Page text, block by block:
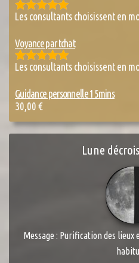
Rated4.85
Les consultants choisissent en
Voyance par tchat
Rated5.00
Les consultants choisissent en
Guidance personnelle 15mins
30,00 €
Lune
Message : Purification des lieux